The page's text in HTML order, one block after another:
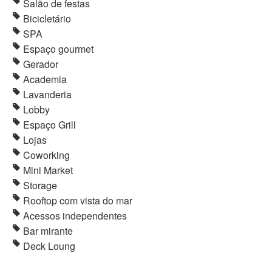
Salão de festas
Bicicletário
SPA
Espaço gourmet
Gerador
Academia
Lavanderia
Lobby
Espaço Grill
Lojas
Coworking
Mini Market
Storage
Rooftop com vista do mar
Acessos independentes
Bar mirante
Deck Loung